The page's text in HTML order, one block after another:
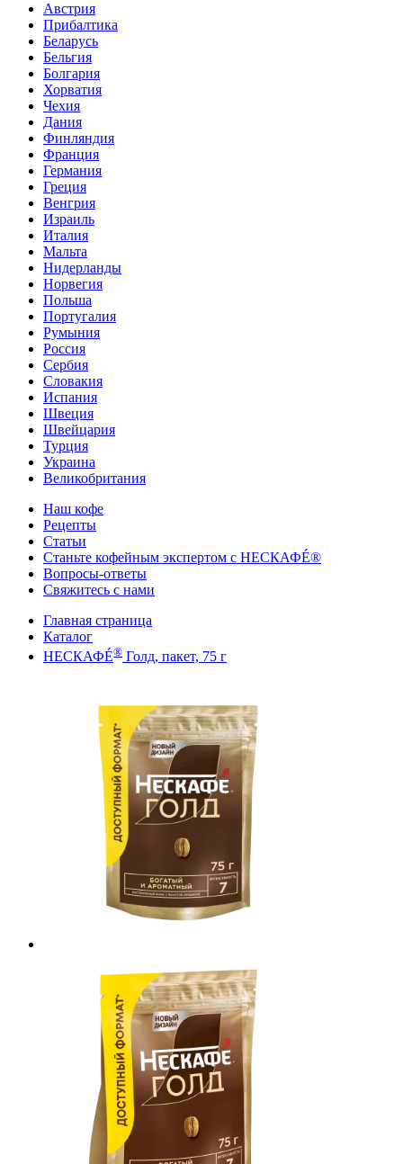
Австрия
Прибалтика
Беларусь
Бельгия
Болгария
Хорватия
Чехия
Дания
Финляндия
Франция
Германия
Греция
Венгрия
Израиль
Италия
Мальта
Нидерланды
Норвегия
Польша
Португалия
Румыния
Россия
Сербия
Словакия
Испания
Швеция
Швейцария
Турция
Украина
Великобритания
Наш кофе
Рецепты
Cтатьи
Станьте кофейным экспертом с НЕСКАФÉ®
Вопросы-ответы
Свяжитесь с нами
Главная страница
Каталог
НЕСКАФÉ® Голд, пакет, 75 г